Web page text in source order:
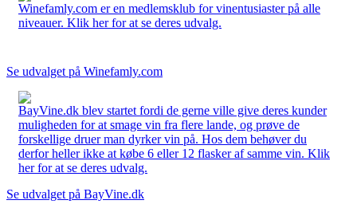
Winefamly.com er en medlemsklub for vinentusiaster på alle
niveauer. Klik her for at se deres udvalg.
Se udvalget på Winefamly.com
BayVine.dk blev startet fordi de gerne ville give deres kunder
muligheden for at smage vin fra flere lande, og prøve de
forskellige druer man dyrker vin på. Hos dem behøver du
derfor heller ikke at købe 6 eller 12 flasker af samme vin. Klik
her for at se deres udvalg.
Se udvalget på BayVine.dk